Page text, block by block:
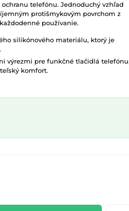
telefónu. Jednoduchý vzhľad
protišmykovým povrchom z
používanie.
silikónového materiálu, ktorý je
výrezmi pre funkčné tlačidlá telefónu,
komfort.